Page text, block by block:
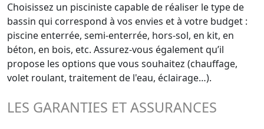
Choisissez un pisciniste capable de réaliser le type de
bassin qui correspond à vos envies et à votre budget :
piscine enterrée, semi-enterrée, hors-sol, en kit, en
béton, en bois, etc. Assurez-vous également qu’il
propose les options que vous souhaitez (chauffage,
volet roulant, traitement de l'eau, éclairage…).
LES GARANTIES ET ASSURANCES